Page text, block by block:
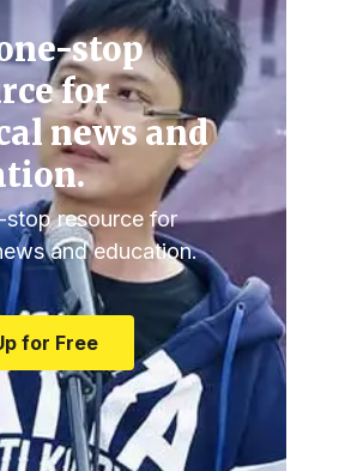
stop
for
news and
stop resource for
and education.
for Free